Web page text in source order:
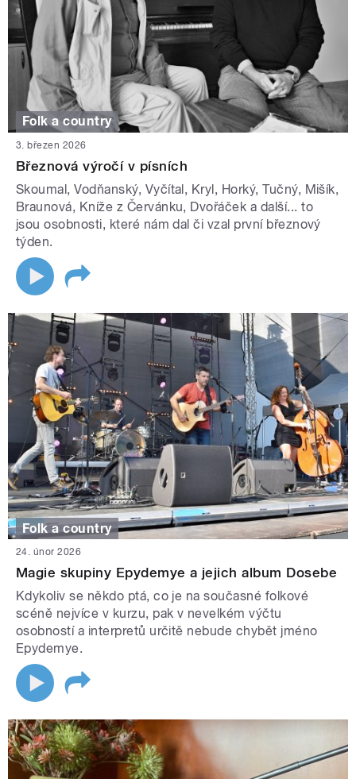
Folk a country
3. březen 2026
Březnová výročí v písních
Skoumal, Vodňanský, Vyčítal, Kryl, Horký, Tučný, Mišík,
Braunová, Kníže z Červánku, Dvořáček a další... to
jsou osobnosti, které nám dal či vzal první březnový
týden.
Folk a country
24. únor 2026
Magie skupiny Epydemye a jejich album Dosebe
Kdykoliv se někdo ptá, co je na současné folkové
scéně nejvíce v kurzu, pak v nevelkém výčtu
osobností a interpretů určitě nebude chybět jméno
Epydemye.